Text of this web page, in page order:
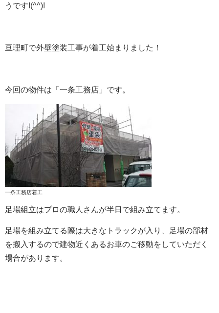
うです!(^^)!
亘理町で外壁塗装工事が着工始まりました！
今回の物件は「一条工務店」です。
一条工務店着工
足場組立はプロの職人さんが半日で組み立てます。
足場を組み立てる際は大きなトラックが入り、足場の部材
を搬入するので建物近くあるお車のご移動をしていただく
場合があります。